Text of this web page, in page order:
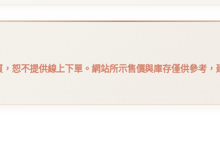
恕不提供線上下單。網站所示售價與庫存僅供參考，